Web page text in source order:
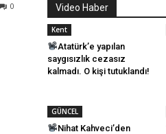
0 Video Haber
Kent
Atatürk’e yapılan
saygısızlık cezasız
kalmadı. O kişi tutuklandı!
GÜNCEL
Nihat Kahveci’den